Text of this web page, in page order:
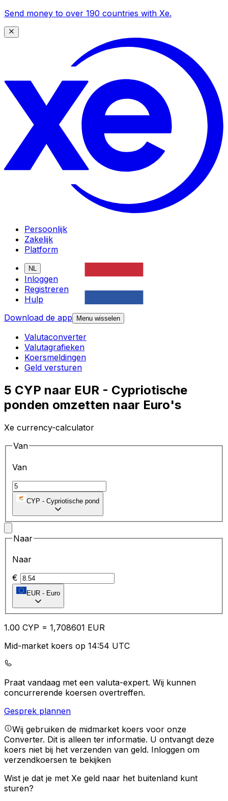
Send money to over 190 countries with Xe.
Persoonlijk
Zakelijk
Platform
NL
Inloggen
Registreren
Hulp
Download de app
Menu wisselen
Valutaconverter
Valutagrafieken
Koersmeldingen
Geld versturen
5 CYP naar EUR - Cypriotische
ponden omzetten naar Euro's
Xe currency-calculator
Van
Van
CYP - Cypriotische pond
Naar
Naar
€
EUR - Euro
1.00 CYP = 1,708601 EUR
Mid-market koers op 14:54 UTC
Praat vandaag met een valuta-expert. Wij kunnen
concurrerende koersen overtreffen.
Gesprek plannen
Wij gebruiken de midmarket koers voor onze
Converter. Dit is alleen ter informatie. U ontvangt deze
koers niet bij het verzenden van geld. Inloggen om
verzendkoersen te bekijken
Wist je dat je met Xe geld naar het buitenland kunt
sturen?